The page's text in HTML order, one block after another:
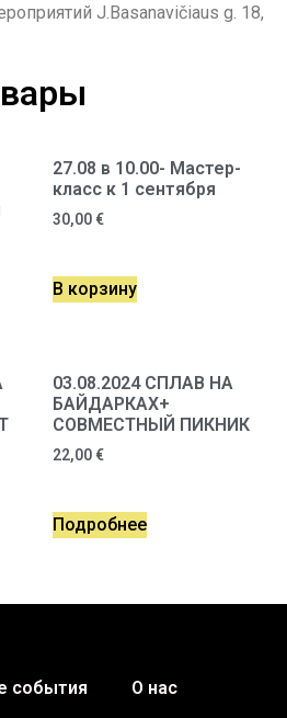
J.Basanavičiaus g. 18,
27.08 в 10.00- Мастер-
класс к 1 сентября
30,00€
В корзину
03.08.2024 СПЛАВ НА
БАЙДАРКАХ+
СОВМЕСТНЫЙ ПИКНИК
22,00€
Подробнее
события О нас